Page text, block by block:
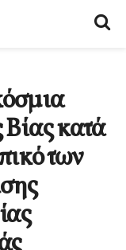
κατά
των